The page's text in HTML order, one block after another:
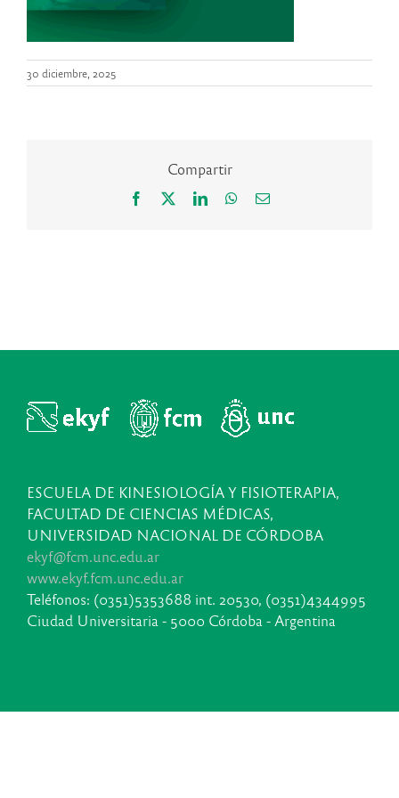
30 diciembre, 2025
Compartir
Facebook LinkedInWhatsApp
Correo
ESCUELA DE KINESIOLOGÍA Y FISIOTERAPIA,
FACULTAD DE CIENCIAS MÉDICAS,
UNIVERSIDAD NACIONAL DE CÓRDOBA
ekyf@fcm.unc.edu.ar
www.ekyf.fcm.unc.edu.ar
Teléfonos: (0351)5353688 int. 20530, (0351)4344995
Ciudad Universitaria - 5000 Córdoba - Argentina